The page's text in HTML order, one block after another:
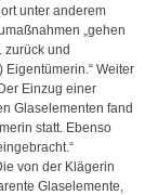
unter anderem
„gehen
zurück und
Weiter
Einzug einer
Glaselementen fand
statt. Ebenso
von der Klägerin
Glaselemente,